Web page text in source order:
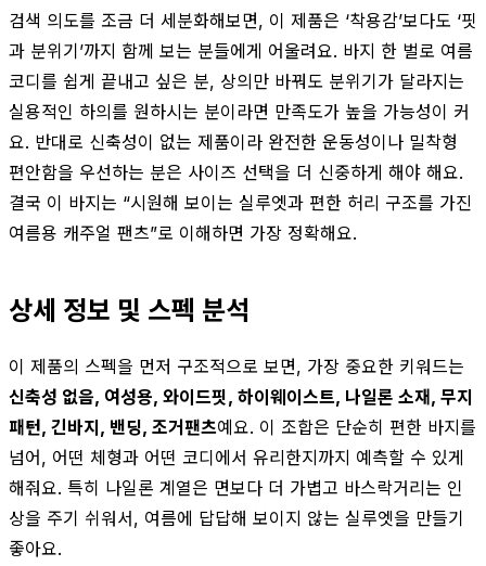
검색 의도를 조금 더 세분화해보면, 이 제품은 ‘착용감’보다도 ‘핏
과 분위기’까지 함께 보는 분들에게 어울려요. 바지 한 벌로 여름
코디를 쉽게 끝내고 싶은 분, 상의만 바꿔도 분위기가 달라지는
실용적인 하의를 원하시는 분이라면 만족도가 높을 가능성이 커
요. 반대로 신축성이 없는 제품이라 완전한 운동성이나 밀착형
편안함을 우선하는 분은 사이즈 선택을 더 신중하게 해야 해요.
결국 이 바지는 “시원해 보이는 실루엣과 편한 허리 구조를 가진
여름용 캐주얼 팬츠”로 이해하면 가장 정확해요.
상세 정보 및 스펙 분석
이 제품의 스펙을 먼저 구조적으로 보면, 가장 중요한 키워드는
신축성 없음, 여성용, 와이드핏, 하이웨이스트, 나일론 소재, 무지
패턴, 긴바지, 밴딩, 조거팬츠예요. 이 조합은 단순히 편한 바지를
넘어, 어떤 체형과 어떤 코디에서 유리한지까지 예측할 수 있게
해줘요. 특히 나일론 계열은 면보다 더 가볍고 바스락거리는 인
상을 주기 쉬워서, 여름에 답답해 보이지 않는 실루엣을 만들기
좋아요.